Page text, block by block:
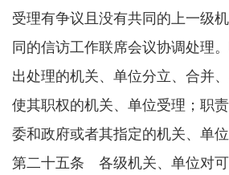
受理有争议且没有共同的上一级
同的信访工作联席会议协调处理
出处理的机关、单位分立、合并
使其职权的机关、单位受理；职
委和政府或者其指定的机关、单位
第二十五条 各级机关、单位对